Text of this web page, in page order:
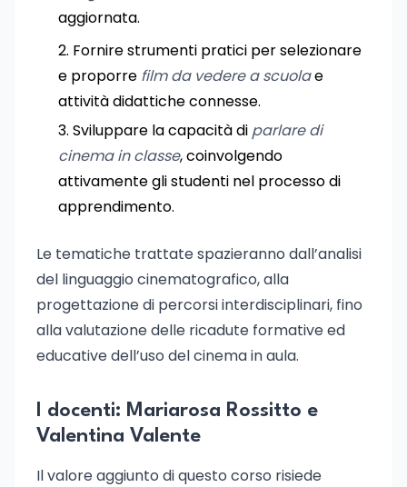
aggiornata.
Fornire strumenti pratici per selezionare
e proporre film da vedere a scuolae
attività didattiche connesse.
Sviluppare la capacità di parlare di
cinema in classe, coinvolgendo
attivamente gli studenti nel processo di
apprendimento.
Le tematiche trattate spazieranno dall’analisi
del linguaggio cinematografico, alla
progettazione di percorsi interdisciplinari, fino
alla valutazione delle ricadute formative ed
educative dell’uso del cinema in aula.
I docenti: Mariarosa Rossitto e
Valentina Valente
Il valore aggiunto di questo corso risiede